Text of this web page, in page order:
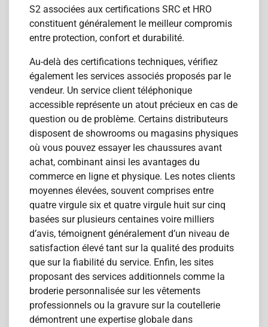
S2 associées aux certifications SRC et HRO
constituent généralement le meilleur compromis
entre protection, confort et durabilité.
Au-delà des certifications techniques, vérifiez
également les services associés proposés par le
vendeur. Un service client téléphonique
accessible représente un atout précieux en cas de
question ou de problème. Certains distributeurs
disposent de showrooms ou magasins physiques
où vous pouvez essayer les chaussures avant
achat, combinant ainsi les avantages du
commerce en ligne et physique. Les notes clients
moyennes élevées, souvent comprises entre
quatre virgule six et quatre virgule huit sur cinq
basées sur plusieurs centaines voire milliers
d’avis, témoignent généralement d’un niveau de
satisfaction élevé tant sur la qualité des produits
que sur la fiabilité du service. Enfin, les sites
proposant des services additionnels comme la
broderie personnalisée sur les vêtements
professionnels ou la gravure sur la coutellerie
démontrent une expertise globale dans